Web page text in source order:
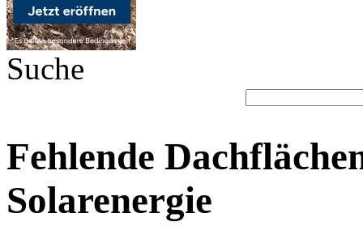
Suche
Fehlende
Solarenergie